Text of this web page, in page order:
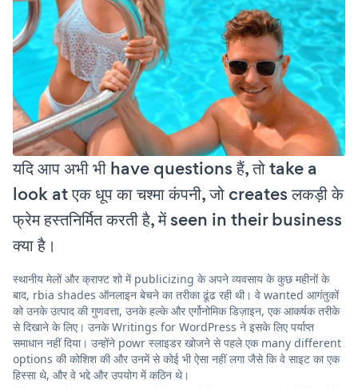
यदि आप अभी भी have questions हैं, तो take a
look at एक धूप का चश्मा कंपनी, जो creates लकड़ी के
फ्रेम हस्तनिर्मित करती है, में seen in their business
क्या है।
स्थानीय मेलों और क्राफ्ट शो में publicizing के अपने व्यवसाय के कुछ महीनों के
बाद, rbia shades ऑनलाइन बेचने का तरीका ढूंढ रही थी। वे wanted आगंतुकों
को उनके उत्पाद की गुणवत्ता, उनके हल्के और एर्गोनोमिक डिज़ाइन, एक आकर्षक तरीके
से दिखाने के लिए। उनके Writings for WordPress ने इसके लिए पर्याप्त
समाधान नहीं दिया। उन्होंने powr स्लाइडर खोजने से पहले एक many different
options की कोशिश की और उनमें से कोई भी ऐसा नहीं लगा जैसे कि वे साइट का एक
हिस्सा थे, और वे भद्दे और उपयोग में कठिन थे।